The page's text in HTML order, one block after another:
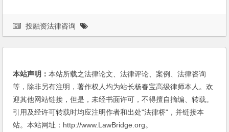
投融资法律咨询
本站声明：本站所载之法律论文、法律评论、案例、法律咨询
等，除非另有注明，著作权人均为站长杨春宝高级律师本人。欢
迎其他网站链接，但是，未经书面许可，不得擅自摘编、转载。
引用及经许可转载时均应注明作者和出处"法律桥"，并链接本
站。本站网址：http://www.LawBridge.org。